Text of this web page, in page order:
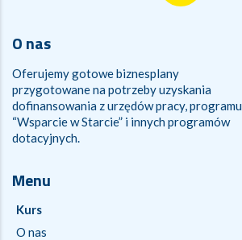
O nas
Oferujemy gotowe biznesplany
przygotowane na potrzeby uzyskania
dofinansowania z urzędów pracy, programu
“Wsparcie w Starcie” i innych programów
dotacyjnych.
Menu
Kurs
O nas